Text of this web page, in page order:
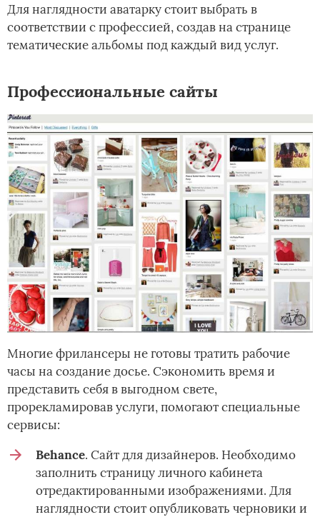
Для наглядности аватарку стоит выбрать в
соответствии с профессией, создав на странице
тематические альбомы под каждый вид услуг.
Профессиональные сайты
Многие фрилансеры не готовы тратить рабочие
часы на создание досье. Сэкономить время и
представить себя в выгодном свете,
прорекламировав услуги, помогают специальные
сервисы:
Behance. Сайт для дизайнеров. Необходимо
заполнить страницу личного кабинета
отредактированными изображениями. Для
наглядности стоит опубликовать черновики и